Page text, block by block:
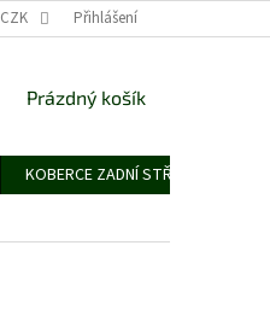
CZK Přihlášení
NÁKUPNÍ
Prázdný košík
KOBERCE ZADNÍ STŘEDNÍ